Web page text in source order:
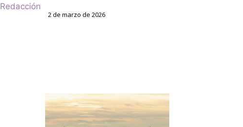
Redacción
2 de marzo de 2026